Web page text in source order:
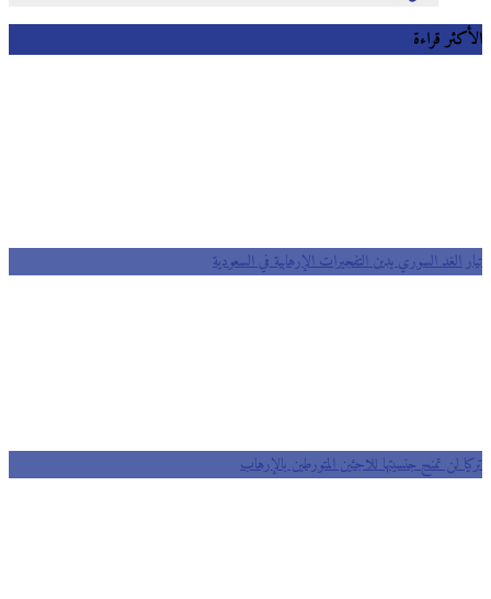
الأكثر قراءة
تيار الغد السوري يدين التفجيرات الإرهابية في السعودية
تركيا لن تمنح جنسيتها للاجئين المتورطين بالإرهاب